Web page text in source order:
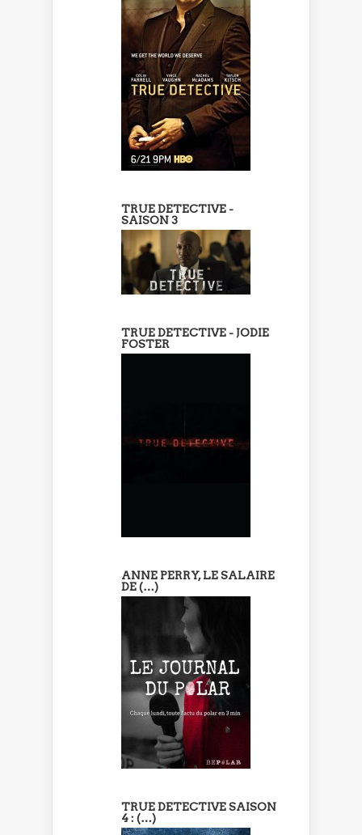
TRUE DETECTIVE -
SAISON 3
TRUE DETECTIVE - JODIE
FOSTER
ANNE PERRY, LE SALAIRE
DE (…)
TRUE DETECTIVE SAISON
4 : (…)